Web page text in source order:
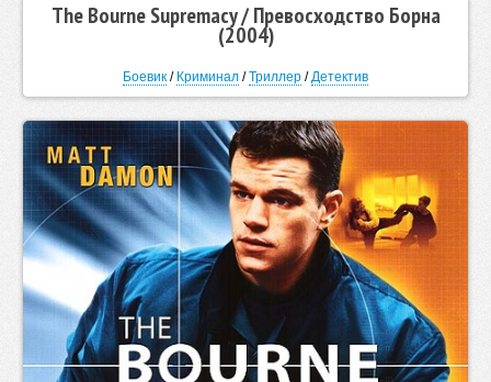
The Bourne Supremacy / Превосходство Борна
(2004)
Боевик / Криминал /Триллер /Детектив